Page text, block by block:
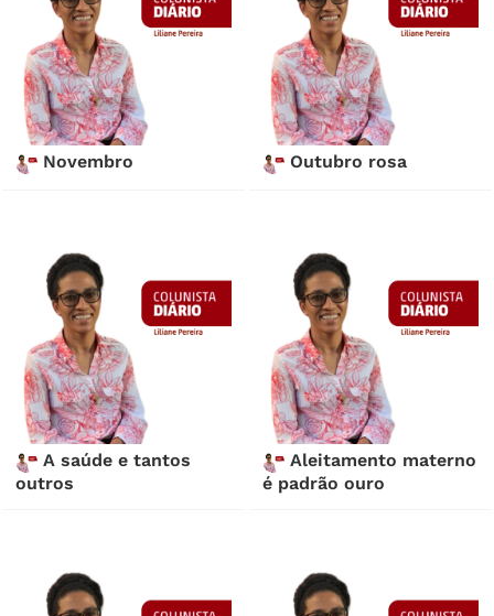
Novembro Outubro rosa
A saúde e tantos
outros
Aleitamento materno
é padrão ouro